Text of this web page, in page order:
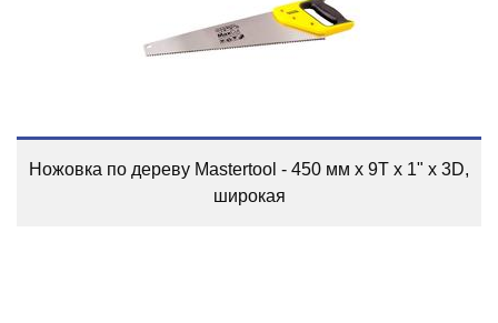
Ножовка по дереву Mastertool - 450 мм x 9T x 1" x 3D,
широкая